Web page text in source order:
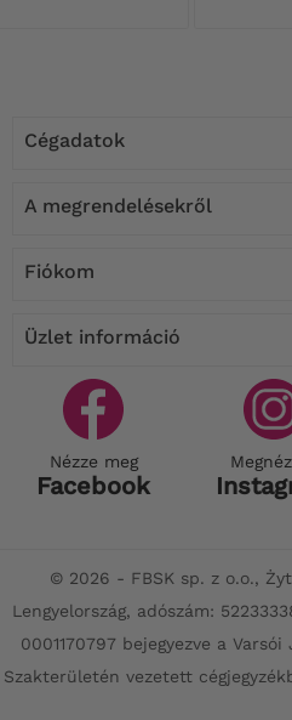
Cégadatok
A megrendelésekről
Fiókom
Üzlet információ
Nézze meg
Facebook
© 2026 - FBSK sp. z o.o.,
Lengyelország, adószám:
0001170797 bejegyezve a
Szakterületén vezetett